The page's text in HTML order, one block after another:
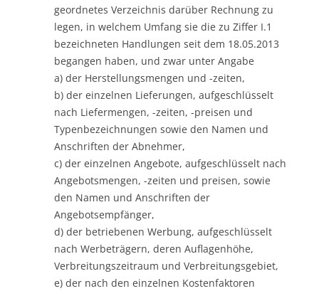
geordnetes Verzeichnis darüber Rechnung zu
legen, in welchem Umfang sie die zu Ziffer I.1
bezeichneten Handlungen seit dem 18.05.2013
begangen haben, und zwar unter Angabe
a) der Herstellungsmengen und -zeiten,
b) der einzelnen Lieferungen, aufgeschlüsselt
nach Liefermengen, -zeiten, -preisen und
Typenbezeichnungen sowie den Namen und
Anschriften der Abnehmer,
c) der einzelnen Angebote, aufgeschlüsselt nach
Angebotsmengen, -zeiten und preisen, sowie
den Namen und Anschriften der
Angebotsempfänger,
d) der betriebenen Werbung, aufgeschlüsselt
nach Werbeträgern, deren Auflagenhöhe,
Verbreitungszeitraum und Verbreitungsgebiet,
e) der nach den einzelnen Kostenfaktoren